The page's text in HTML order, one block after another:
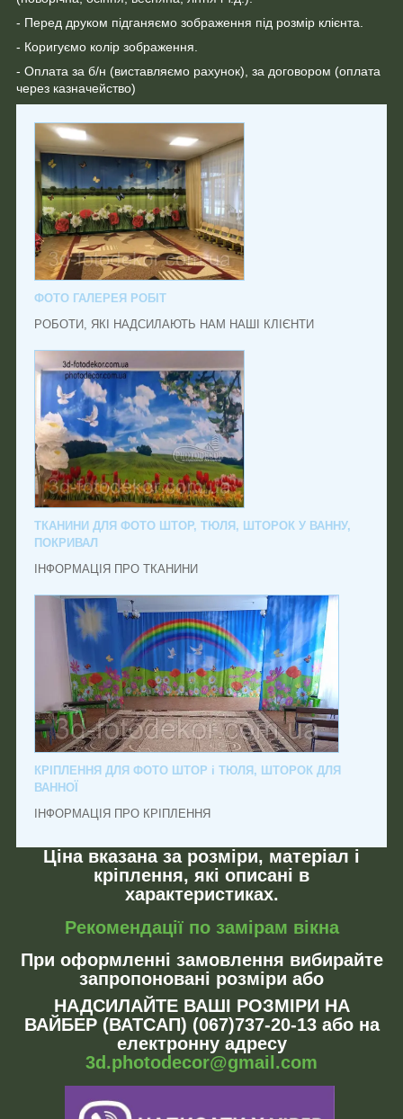
- Перед друком підганяємо зображення під розмір клієнта.
- Коригуємо колір зображення.
- Оплата за б/н (виставляємо рахунок), за договором (оплата
через казначейство)
ФОТО ГАЛЕРЕЯ РОБІТ
РОБОТИ, ЯКІ НАДСИЛАЮТЬ НАМ НАШІ КЛІЄНТИ
ТКАНИНИ ДЛЯ ФОТО ШТОР, ТЮЛЯ, ШТОРОК У ВАННУ,
ПОКРИВАЛ
ІНФОРМАЦІЯ ПРО ТКАНИНИ
КРІПЛЕННЯ ДЛЯ ФОТО ШТОР і ТЮЛЯ, ШТОРОК ДЛЯ
ВАННОЇ
ІНФОРМАЦІЯ ПРО КРІПЛЕННЯ
Ціна вказана за розміри, матеріал і
кріплення, які описані в
характеристиках.
Рекомендації по замірам вікна
При оформленні замовлення вибирайте
запропоновані розміри або
НАДСИЛАЙТЕ ВАШІ РОЗМІРИ НА
ВАЙБЕР (ВАТСАП) (067)737-20-13 або на
електронну адресу
3d.photodecor@gmail.com